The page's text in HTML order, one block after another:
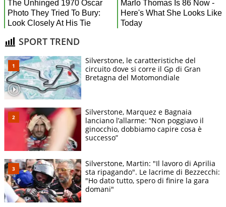
SPORT TREND
Silverstone, le caratteristiche del
circuito dove si corre il Gp di Gran
Bretagna del Motomondiale
Silverstone, Marquez e Bagnaia
lanciano l’allarme: “Non poggiavo il
ginocchio, dobbiamo capire cosa è
successo”
Silverstone, Martin: "Il lavoro di Aprilia
sta ripagando". Le lacrime di Bezzecchi:
"Ho dato tutto, spero di finire la gara
domani"